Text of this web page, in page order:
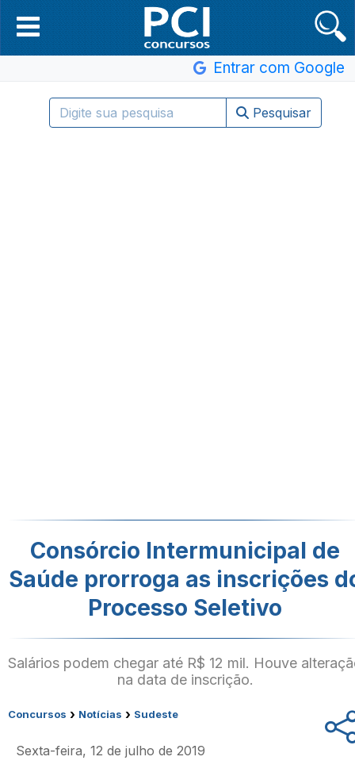
Entrar com Google
Pesquisar
Consórcio Intermunicipal de
Saúde prorroga as inscrições
Processo Seletivo
Salários podem chegar até R$ 12 mil. Houve
na data de inscrição.
Concursos › Notícias › Sudeste
Sexta-feira, 12 de julho de 2019